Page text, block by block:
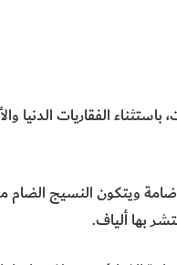
الفقاريات الدنيا
ويتكون النسيج الضام
بها ألياف.